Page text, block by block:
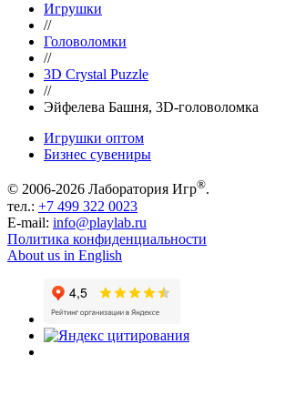
Игрушки
//
Головоломки
//
3D Crystal Puzzle
//
Эйфелева Башня, 3D-головоломка
Игрушки оптом
Бизнес сувениры
© 2006-2026 Лаборатория Игр®.
тел.: +7 499 322 0023
E-mail: info@playlab.ru
Политика конфиденциальности
About us in English